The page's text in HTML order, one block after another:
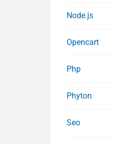
Node.js
Opencart
Php
Phyton
Seo